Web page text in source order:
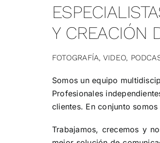
Y CREACIÓN
FOTOGRAFÍA, VIDEO,
Somos un equipo
Profesionales
clientes. En conjunto
Trabajamos, crecemos y